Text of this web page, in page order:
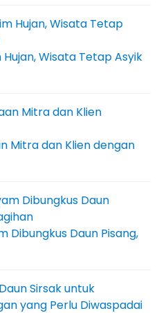
Wisata Tetap Asyik
Mitra dan Klien dengan
Dibungkus Daun Pisang,